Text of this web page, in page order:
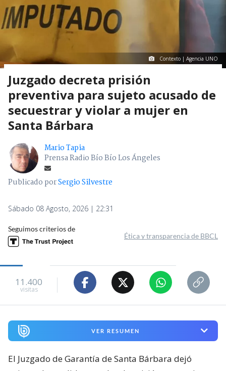
Contexto | Agencia UNO
Juzgado decreta prisión
preventiva para sujeto acusado de
secuestrar y violar a mujer en
Santa Bárbara
Mario Tapia
Prensa Radio Bío Bío Los Ángeles
Publicado porSergio Silvestre
Sábado 08 Agosto, 2026 | 22:31
Seguimos criterios de
Ética y transparencia de BBCL
11.400
visitas
VER RESUMEN
El Juzgado de Garantía de Santa Bárbara dejó